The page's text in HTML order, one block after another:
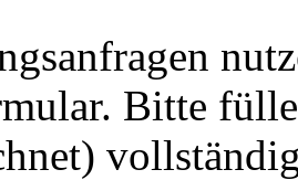
Bitte